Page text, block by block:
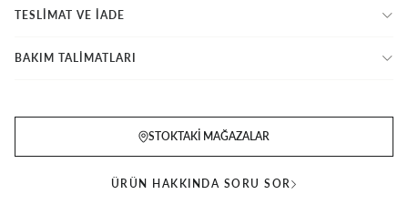
TESLİMAT VE İADE
BAKIM TALİMATLARI
STOKTAKI MAĞAZALAR
ÜRÜN HAKKINDA SORU SOR